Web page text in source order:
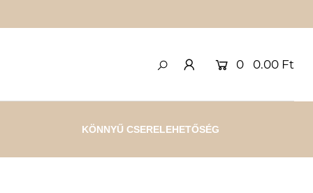
0 0.00 Ft
KÖNNYŰ CSERELEHETŐSÉG